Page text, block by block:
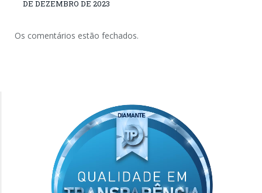
DE DEZEMBRO DE 2023
Os comentários estão fechados.